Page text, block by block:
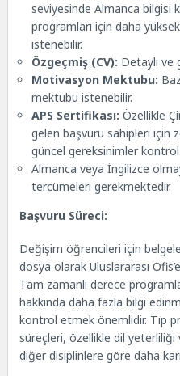
seviyesinde Almanca bilgisi
programları için daha
istenebilir.
Özgeçmiş (CV): Detaylı ve
Motivasyon Mektubu:
mektubu istenebilir.
APS Sertifikası: Özellikle
gelen başvuru sahipleri için
güncel gereksinimler kontrol
Almanca veya İngilizce
tercümeleri gerekmektedir.
Başvuru Süreci:
Değişim öğrencileri için
dosya olarak Uluslararası
Tam zamanlı derece
hakkında daha fazla bilgi
kontrol etmek önemlidir. Tıp
süreçleri, özellikle dil yeterliliği
diğer disiplinlere göre daha